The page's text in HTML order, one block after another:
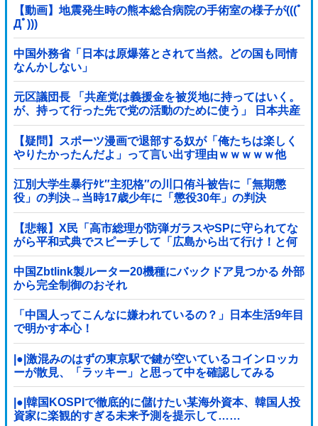
【動画】地震発生時の熊本総合病院の手術室の様子が(((ﾟ
Дﾟ)))
中国外務省「日本は原爆落とされて当然。どの国も同情
なんかしない」
元区議団長 「共産党は義援金を被災地に持ってはいく。
が、持って行った先で党の活動のために使う」 日本共産
党「事実ではありません」
【疑問】スポーツ漫画で退部する奴が「俺たちは楽しく
やりたかったんだよ」って言い出す理由ｗｗｗｗｗ他
江別大学生暴行ﾀﾋ″主犯格″の川口侑斗被告に「無期懲
役」の判決→当時17歳少年に「懲役30年」の判決
【悲報】X民「高市総理が防弾ガラスやSPに守られてな
がら平和式典でスピーチして「広島から出て行け！と何
度も叫ばれるような人！」 ← 突っ込み殺到 ………
中国Zbtlink製ルーター20機種にバックドア見つかる 外部
から完全制御のおそれ
「中国人ってこんなに嫌われているの？」日本生活9年目
で明かす本心！
|●|激混みのはずの東京駅で鍵が空いているコインロッカ
ーが散見、「ラッキー」と思って中を確認してみる
と……
|●|韓国KOSPIで徹底的に儲けたい某海外資本、韓国人投
資家に楽観的すぎる未来予測を提示して……